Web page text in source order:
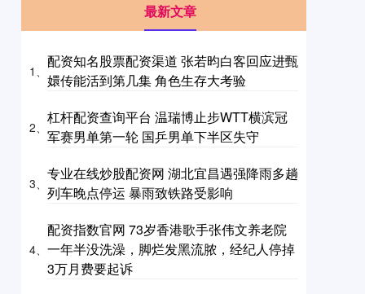
最新文章
1、
配资知名股票配资渠道 张若昀白客回应进甄
嬛传能活到第几集 角色生存大考验
2、
杠杆配资查询平台 温瑞博止步WTT横滨冠
军赛男单第一轮 国乒男单下半区失守
3、
专业在线炒股配资网 湖北宜昌遇强降雨多趟
列车晚点停运 暴雨致铁路受影响
4、
配资指数官网 73岁香港歌手张伟文养老院
一年半没洗澡，脚烂发黑流脓，经纪人停掉
3万月费要起诉